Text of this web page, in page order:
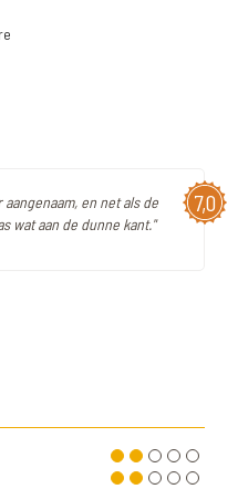
7,0
en net als de
wat aan de dunne kant."